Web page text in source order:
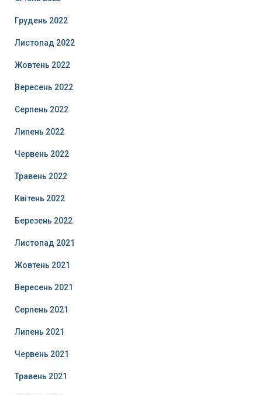
Грудень 2022
Листопад 2022
Жовтень 2022
Вересень 2022
Серпень 2022
Липень 2022
Червень 2022
Травень 2022
Квітень 2022
Березень 2022
Листопад 2021
Жовтень 2021
Вересень 2021
Серпень 2021
Липень 2021
Червень 2021
Травень 2021